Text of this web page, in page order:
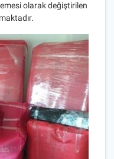
olarak değiştirilen